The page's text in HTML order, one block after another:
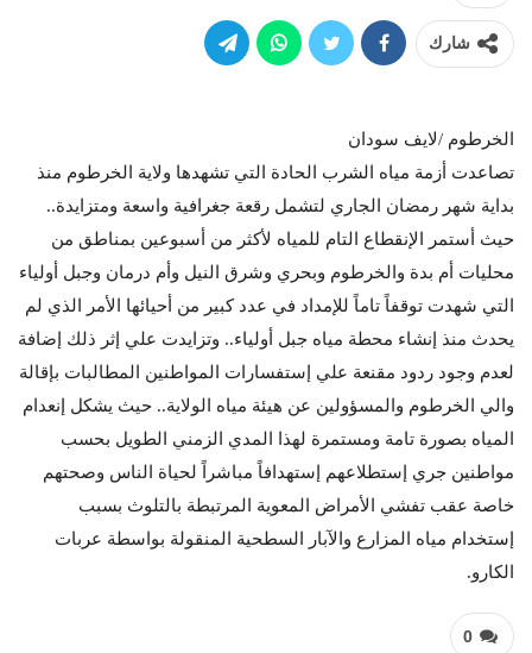
شارك
الخرطوم /لايف سودان
تصاعدت أزمة مياه الشرب الحادة التي تشهدها ولاية الخرطوم منذ
بداية شهر رمضان الجاري لتشمل رقعة جغرافية واسعة ومتزايدة..
حيث أستمر الإنقطاع التام للمياه لأكثر من أسبوعين بمناطق من
محليات أم بدة والخرطوم وبحري وشرق النيل وأم درمان وجبل أولياء
التي شهدت توقفاً تاماً للإمداد في عدد كبير من أحيائها الأمر الذي لم
يحدث منذ إنشاء محطة مياه جبل أولياء.. وتزايدت علي إثر ذلك إضافة
لعدم وجود ردود مقنعة علي إستفسارات المواطنين المطالبات بإقالة
والي الخرطوم والمسؤولين عن هيئة مياه الولاية.. حيث يشكل إنعدام
المياه بصورة تامة ومستمرة لهذا المدي الزمني الطويل بحسب
مواطنين جري إستطلاعهم إستهدافاً مباشراً لحياة الناس وصحتهم
خاصة عقب تفشي الأمراض المعوية المرتبطة بالتلوث بسبب
إستخدام مياه المزارع والآبار السطحية المنقولة بواسطة عربات
الكارو.
0